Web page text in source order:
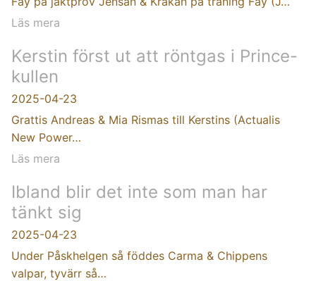
Läs mera
Kerstin först ut att röntgas i Prince-
kullen
2025-04-23
Grattis Andreas & Mia Rismas till Kerstins (Actualis
New Power…
Läs mera
Ibland blir det inte som man har
tänkt sig
2025-04-23
Under Påskhelgen så föddes Carma & Chippens
valpar, tyvärr så…